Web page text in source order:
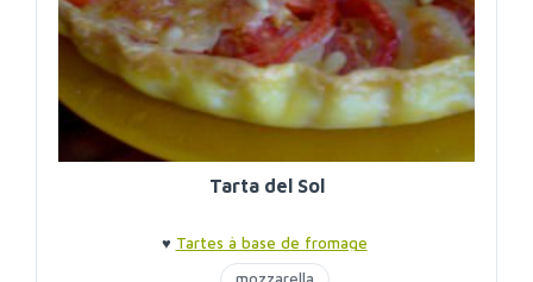
Tarta del Sol
♥ Tartes à base de fromage